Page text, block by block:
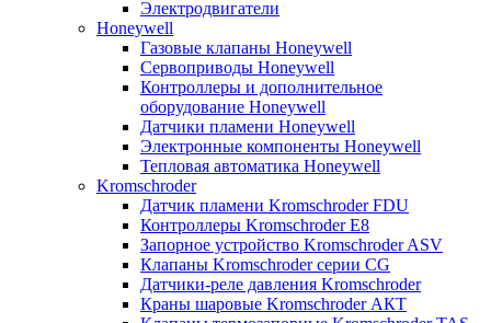
Электродвигатели
Honeywell
Газовые клапаны Honeywell
Сервоприводы Honeywell
Контроллеры и дополнительное
оборудование Honeywell
Датчики пламени Honeywell
Электронные компоненты Honeywell
Тепловая автоматика Honeywell
Kromschroder
Датчик пламени Kromschroder FDU
Контроллеры Kromschroder E8
Запорное устройство Kromschroder ASV
Клапаны Kromschroder серии CG
Датчики-реле давления Kromschroder
Краны шаровые Kromschroder АКТ